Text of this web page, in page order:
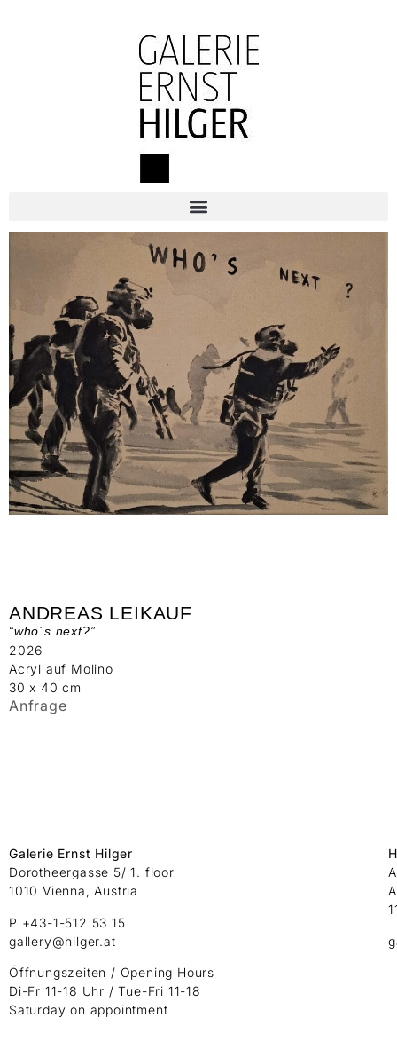
ANDREAS LEIKAUF
“who´s next?”
2026
Acryl auf Molino
30 x 40 cm
Anfrage
Galerie Ernst Hilger
Dorotheergasse 5/ 1. floor
1010 Vienna, Austria
P +43-1-512 53 15
gallery@hilger.at
Öffnungszeiten / Opening Hours
Di-Fr 11-18 Uhr / Tue-Fri 11-18
Saturday on appointment